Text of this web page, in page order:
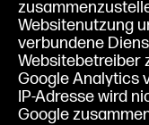
Websitenutzung
verbundene
Websitebetreiber
Google Analytics
IP-Adresse wird
Google